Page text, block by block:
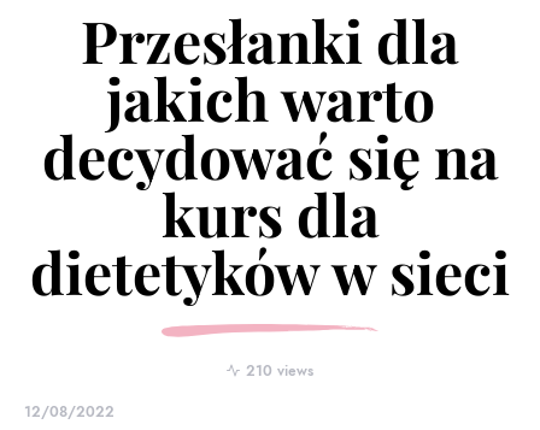
Przesłanki dla
jakich warto
decydować się na
kurs dla
dietetyków w sieci
210 views
12/08/2022